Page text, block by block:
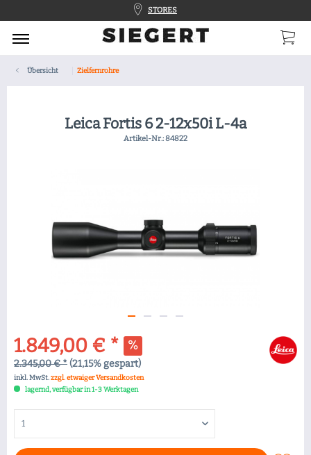
STORES
Übersicht Zielfernrohre
Leica Fortis 6 2-12x50i L-4a
Artikel-Nr.:84822
1.849,00 € *
2.345,00 € *(21,15% gespart)
inkl. MwSt.zzgl. etwaiger Versandkosten
lagernd, verfügbar in 1-3 Werktagen